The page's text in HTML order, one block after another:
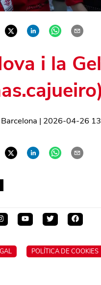
i la
| 2026-04-26
POLÍTICA DE COOKIES